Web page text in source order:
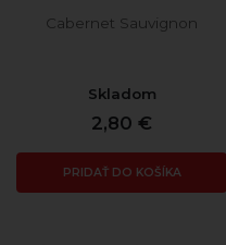
Cabernet Sauvignon
Skladom
2,80 €
PRIDAŤ DO KOŠÍKA